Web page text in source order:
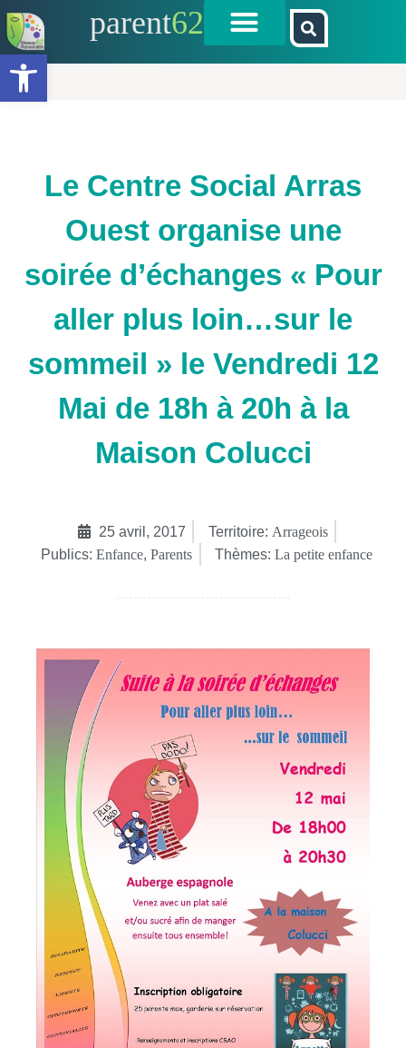
Ouvrir la barre d’outils
parent62
Le Centre Social Arras
Ouest organise une
soirée d’échanges « Pour
aller plus loin…sur le
sommeil » le Vendredi 12
Mai de 18h à 20h à la
Maison Colucci
25 avril, 2017 Territoire: Arrageois
Publics: Enfance, Parents Thèmes: La petite enfance